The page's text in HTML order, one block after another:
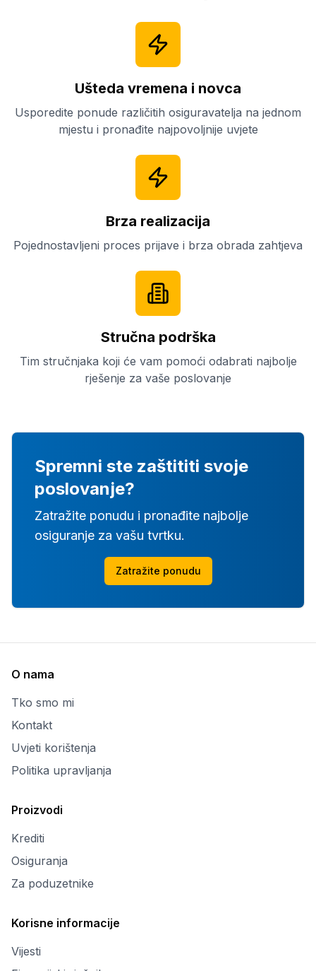
Ušteda vremena i novca
Usporedite ponude različitih osiguravatelja na jednom
mjestu i pronađite najpovoljnije uvjete
Brza realizacija
Pojednostavljeni proces prijave i brza obrada zahtjeva
Stručna podrška
Tim stručnjaka koji će vam pomoći odabrati najbolje
rješenje za vaše poslovanje
Spremni ste zaštititi svoje
poslovanje?
Zatražite ponudu i pronađite najbolje
osiguranje za vašu tvrtku.
Zatražite ponudu
O nama
Tko smo mi
Kontakt
Uvjeti korištenja
Politika upravljanja
Proizvodi
Krediti
Osiguranja
Za poduzetnike
Korisne informacije
Vijesti